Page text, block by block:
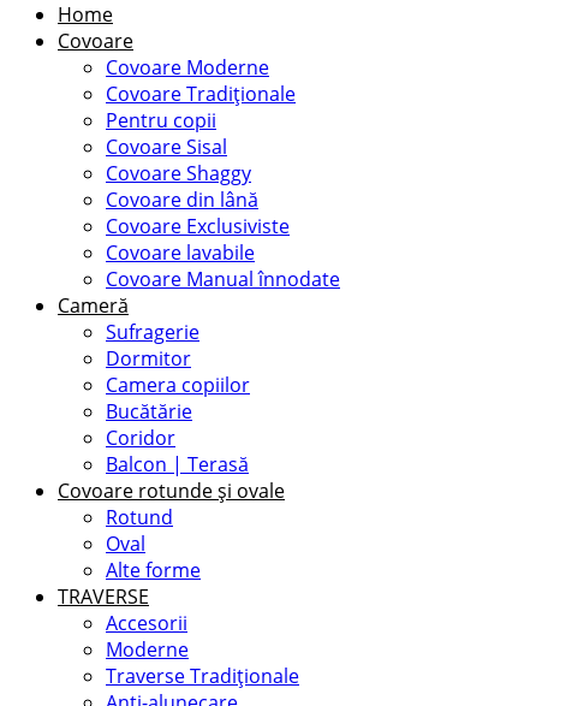
Home
Covoare
Covoare Moderne
Covoare Tradiționale
Pentru copii
Covoare Sisal
Covoare Shaggy
Covoare din lână
Covoare Exclusiviste
Covoare lavabile
Covoare Manual înnodate
Cameră
Sufragerie
Dormitor
Camera copiilor
Bucătărie
Coridor
Balcon | Terasă
Covoare rotunde și ovale
Rotund
Oval
Alte forme
TRAVERSE
Accesorii
Moderne
Traverse Tradiționale